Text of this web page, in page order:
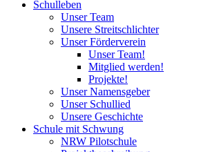
Schulleben
Unser Team
Unsere Streitschlichter
Unser Förderverein
Unser Team!
Mitglied werden!
Projekte!
Unser Namensgeber
Unser Schullied
Unsere Geschichte
Schule mit Schwung
NRW Pilotschule